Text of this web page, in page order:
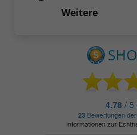
Weitere